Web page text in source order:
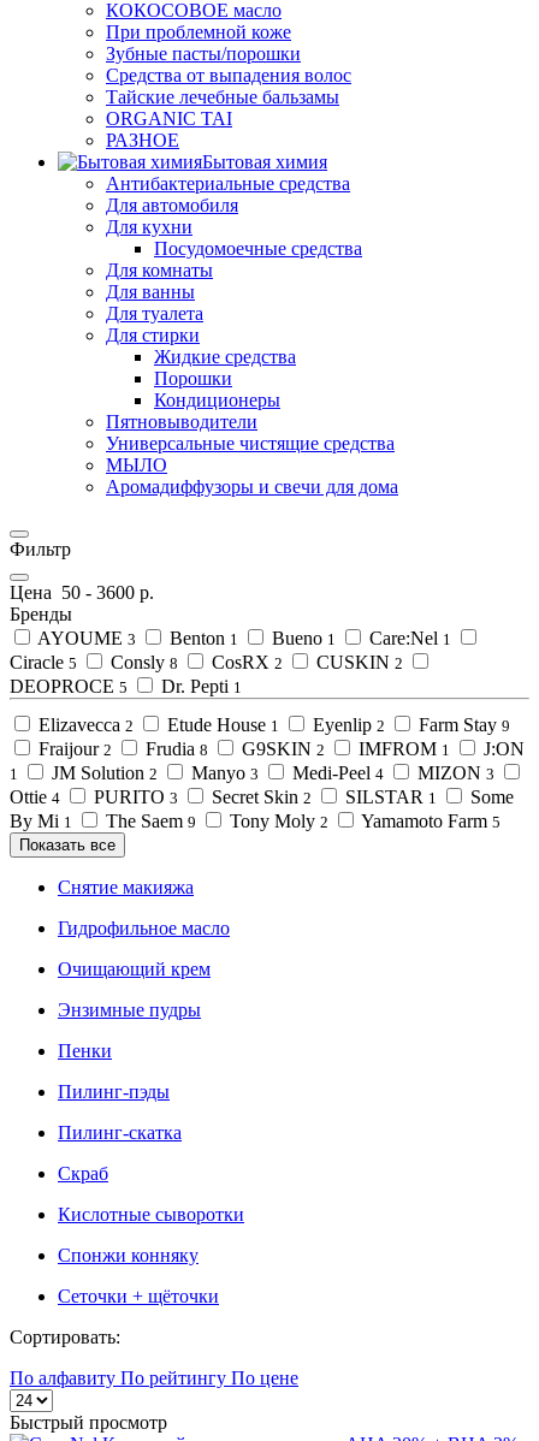
КОКОСОВОЕ масло
При проблемной коже
Зубные пасты/порошки
Средства от выпадения волос
Тайские лечебные бальзамы
ORGANIC TAI
РАЗНОЕ
Бытовая химия
Антибактериальные средства
Для автомобиля
Для кухни
Посудомоечные средства
Для комнаты
Для ванны
Для туалета
Для стирки
Жидкие средства
Порошки
Кондиционеры
Пятновыводители
Универсальные чистящие средства
МЫЛО
Аромадиффузоры и свечи для дома
Фильтр
Цена 50 - 3600 р.
Бренды
AYOUME 3 Benton 1 Bueno 1 Care:Nel 1
Ciracle 5 Consly 8 CosRX 2 CUSKIN 2
DEOPROCE 5 Dr. Pepti 1
Elizavecca 2 Etude House 1 Eyenlip 2 Farm Stay 9
Fraijour 2 Frudia 8 G9SKIN 2 IMFROM 1 J:ON
1 JM Solution 2 Manyo 3 Medi-Peel 4 MIZON 3
Ottie 4 PURITO 3 Secret Skin 2 SILSTAR 1
Some
By Mi 1 The Saem 9 Tony Moly 2 Yamamoto Farm 5
Показать все
Снятие макияжа
Гидрофильное масло
Очищающий крем
Энзимные пудры
Пенки
Пилинг-пэды
Пилинг-скатка
Скраб
Кислотные сыворотки
Спонжи конняку
Сеточки + щёточки
Сортировать:
По алфавиту По рейтингу По цене
Быстрый просмотр